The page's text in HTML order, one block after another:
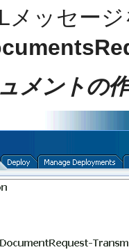
メッセー
メントの